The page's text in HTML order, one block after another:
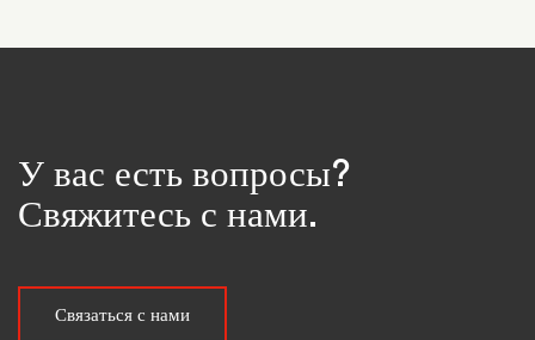
У вас есть вопросы?
Свяжитесь с нами.
Связаться с нами